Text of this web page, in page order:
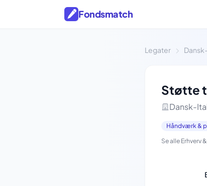
Fondsmatch
Legater
Støtte
Dansk-
Håndværk &
Se alle Erhverv